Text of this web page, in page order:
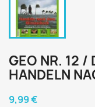
GEO NR. 12 /
HANDELN
9,99 €